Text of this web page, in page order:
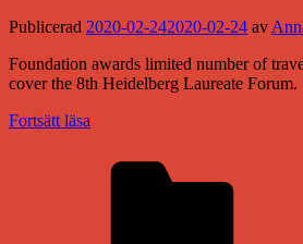
Publicerad 2020-02-242020-02-24 av
Foundation awards limited number of
cover the 8th Heidelberg Laureate Forum.
Fortsätt läsa